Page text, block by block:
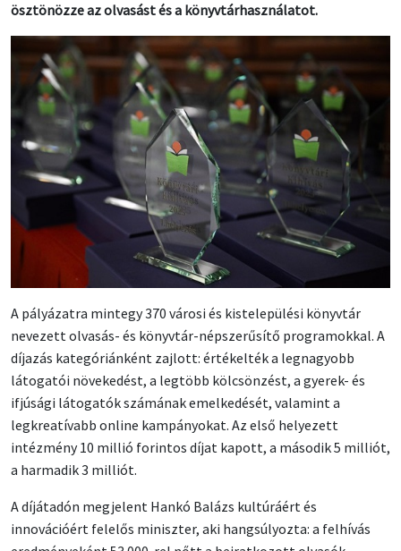
ösztönözze az olvasást és a könyvtárhasználatot.
A pályázatra mintegy 370 városi és kistelepülési könyvtár
nevezett olvasás- és könyvtár-népszerűsítő programokkal. A
díjazás kategóriánként zajlott: értékelték a legnagyobb
látogatói növekedést, a legtöbb kölcsönzést, a gyerek- és
ifjúsági látogatók számának emelkedését, valamint a
legkreatívabb online kampányokat. Az első helyezett
intézmény 10 millió forintos díjat kapott, a második 5 milliót,
a harmadik 3 milliót.
A díjátadón megjelent Hankó Balázs kultúráért és
innovációért felelős miniszter, aki hangsúlyozta: a felhívás